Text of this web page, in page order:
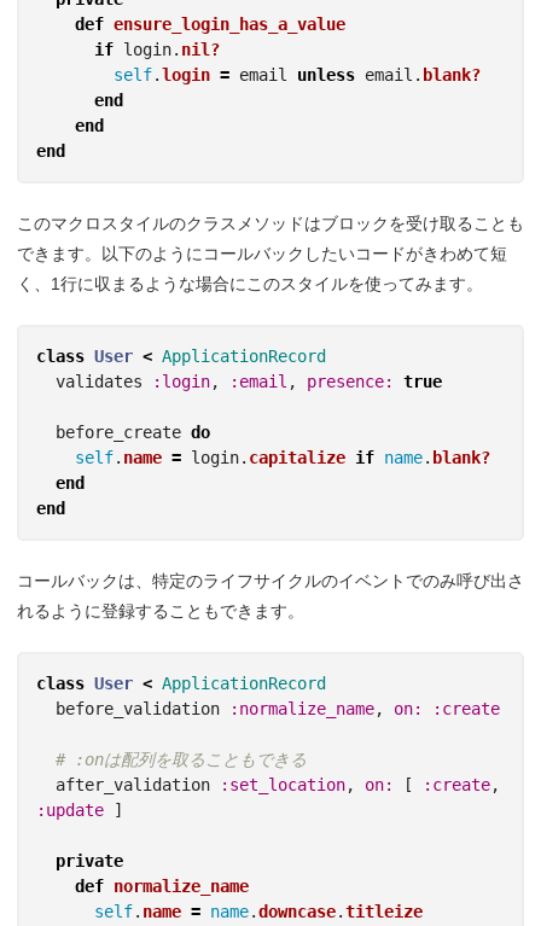
def ensure_login_has_a_value
if login. nil?
self.login = email unless email . blank?
end
end
end
このマクロスタイルのクラスメソッドはブロックを受け取ることも
できます。以下のようにコールバックしたいコードがきわめて短
く、1行に収まるような場合にこのスタイルを使ってみます。
class User < ApplicationRecord
validates
:login, :email , presence: true
before_create do
self. name = login. capitalize if name. blank?
end
end
コールバックは、特定のライフサイクルのイベントでのみ呼び出さ
れるように登録することもできます。
class User < ApplicationRecord
before_validation
:normalize_name, on: :create
# :onは配列を取ることもできる
after_validation
:set_location, on: [ :create,
:update
]
private
def normalize_name
self. name = name.downcase.titleize